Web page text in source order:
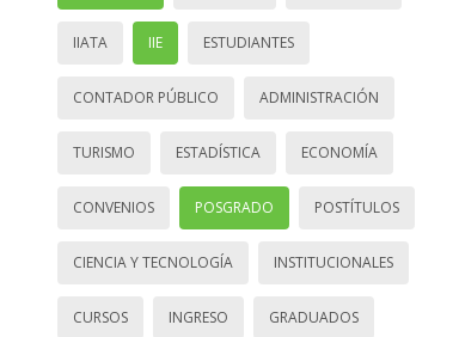
IIATA IIE ESTUDIANTES
CONTADOR PÚBLICO ADMINISTRACIÓN
TURISMO ESTADÍSTICA ECONOMÍA
CONVENIOS POSGRADO POSTÍTULOS
CIENCIA Y TECNOLOGÍA INSTITUCIONALES
CURSOS INGRESO GRADUADOS